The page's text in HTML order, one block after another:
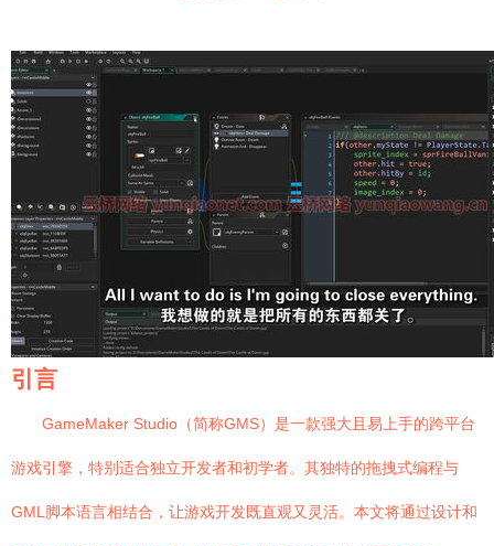
引言
GameMaker Studio（简称GMS）是一款强大且易上手的跨平台
游戏引擎，特别适合独立开发者和初学者。其独特的拖拽式编程与
GML脚本语言相结合，让游戏开发既直观又灵活。本文将通过设计和